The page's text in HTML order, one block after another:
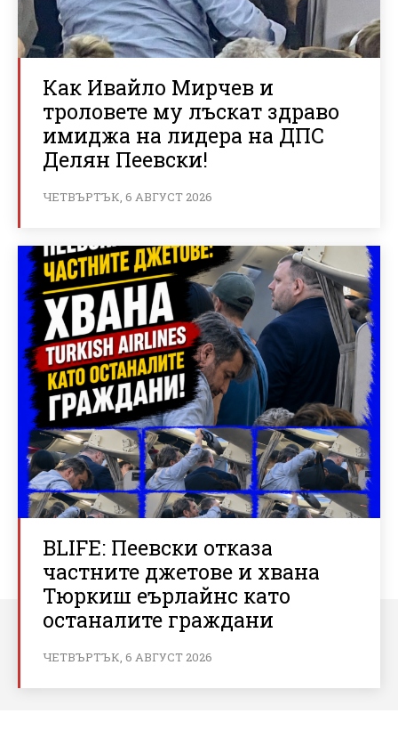
Как Ивайло Мирчев и
троловете му лъскат здраво
имиджа на лидера на ДПС
Делян Пеевски!
ЧЕТВЪРТЪК, 6 АВГУСТ 2026
BLIFE: Пеевски отказа
частните джетове и хвана
Тюркиш еърлайнс като
останалите граждани
ЧЕТВЪРТЪК, 6 АВГУСТ 2026